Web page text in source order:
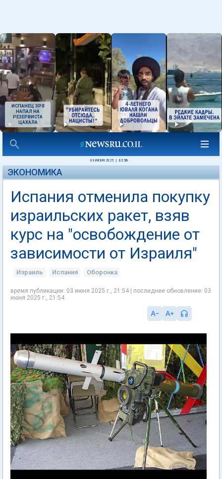
ИСПАНЕЦ ЗРЯ
НАПАЛ НА
РЕЗЕРВИСТА
ЦАХАЛА
03 ИЮНЯ 2025 02:56
ЭКОНОМИКА
Испания отменила покупку
израильских ракет, взяв
курс на "освобождение от
зависимости от Израиля"
Израиль Испания Оборонка
время публикации: 03 июня 2025 г., 21:54 | последнее обновление: 03
июня 2025 г., 21:54